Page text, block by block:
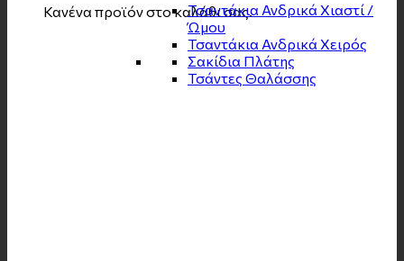
Κανένα προϊόν στο καλάθι σας.Τσαντάκια Ανδρικά Χιαστί /
Ώμου
Τσαντάκια Ανδρικά Χειρός
Σακίδια Πλάτης
Τσάντες Θαλάσσης